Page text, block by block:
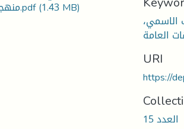
منهجية التكامل المشترك.pdf(1.43 MB)
الاسمي،
URI
https://
العدد 15